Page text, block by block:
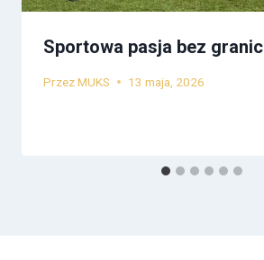
Sportowa pasja bez granic
PrzezMUKS 13 maja, 2026